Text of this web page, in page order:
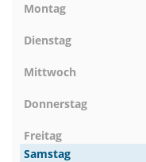
Montag
Dienstag
Mittwoch
Donnerstag
Freitag
Samstag